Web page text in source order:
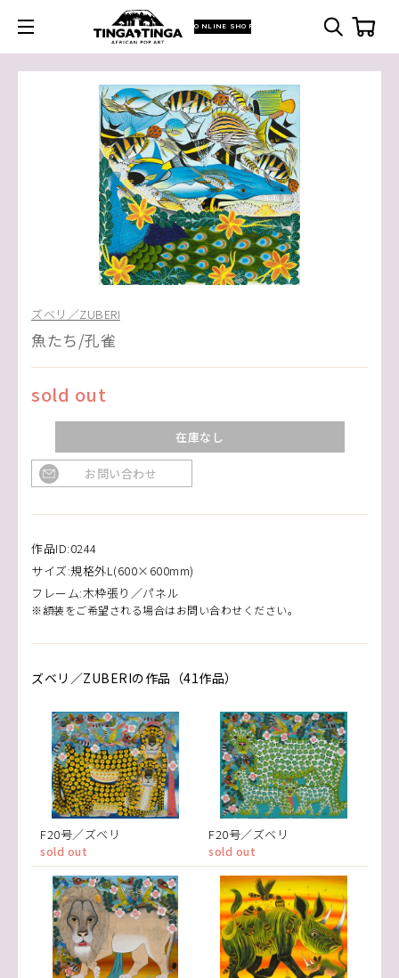
ONLINE SHOP
ズベリ／ZUBERI
魚たち/孔雀
sold out
在庫なし
お問い合わせ
作品ID:0244
サイズ:規格外L(600×600mm)
フレーム:木枠張り／パネル
※額装をご希望される場合はお問い合わせください。
ズベリ／ZUBERIの作品（41作品）
F20号／ズベリ
sold out
F20号／ズベリ
sold out